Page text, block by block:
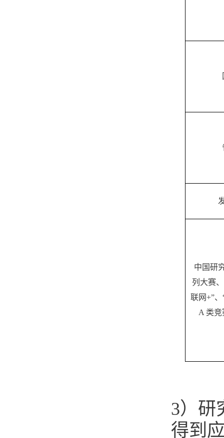
中国研
列大赛
联网+”
A 类
3）研
得到